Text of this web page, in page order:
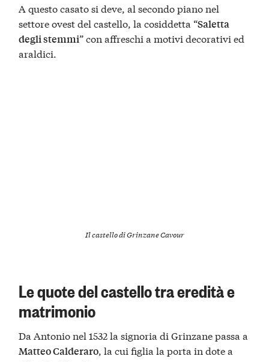
A questo casato si deve, al secondo piano nel
settore ovest del castello, la cosiddetta “Saletta
degli stemmi” con affreschi a motivi decorativi ed
araldici.
Il castello di Grinzane Cavour
Le quote del castello tra eredità e
matrimonio
Da Antonio nel 1532 la signoria di Grinzane passa a
Matteo Calderaro, la cui figlia la porta in dote a